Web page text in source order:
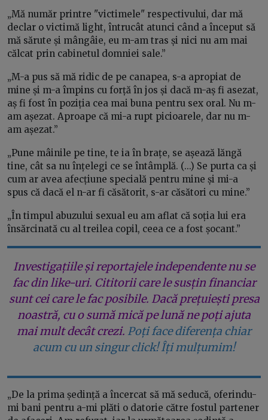
„Mă număr printre "victimele" respectivului, dar mă
declar o victimă light, întrucât atunci când a început să
mă sărute și mângâie, eu m-am tras și nici nu am mai
călcat prin cabinetul domniei sale.”
„M-a pus să mă ridic de pe canapea, s-a apropiat de
mine și m-a împins cu forță în jos și dacă m-aș fi asezat,
aș fi fost în poziția cea mai buna pentru sex oral. Nu m-
am așezat. Aproape că mi-a rupt picioarele, dar nu m-
am așezat.”
„Pune mâinile pe tine, te ia în brațe, se așează lăngă
tine, cât sa nu înțelegi ce se întâmplă. (...) Se purta ca și
cum ar avea afecțiune specială pentru mine și mi-a
spus că dacă el n-ar fi căsătorit, s-ar căsători cu mine.”
„În timpul abuzului sexual eu am aflat că soția lui era
însărcinată cu al treilea copil, ceea ce a fost șocant.”
Investigațiile și reportajele independente nu se
fac din like-uri. Cititorii care le susțin financiar
sunt cei care le fac posibile. Dacă prețuiești presa
noastră, cu o sumă mică pe lună ne poți ajuta
mai mult decât crezi. Poți face diferența chiar
acum cu un singur click! Îți mulțumim!
„De la prima ședință a încercat să mă seducă, oferindu-
mi bani pentru a-mi plăti o datorie către fostul partener